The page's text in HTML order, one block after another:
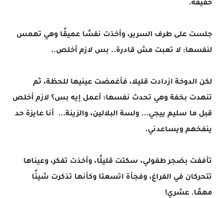
خفيفة.
جلست على طرف السرير، وأخذت نفسًا عميقًا وهي تهمس
لنفسها: لا تعبت مش قادرة.. بس لازم أخلص..
لكن الدوخة ازدادت قليلا، فأغمضت عينيها للحظة، ثم
تنهدت بخفة وهي تحدث نفسها: أعمل إيه بس؟ لازم أخلص
قبل ما سليم ييجي... ولسة البلالين، والزينة... أنا عايزة حد
ينفخهم ويساعدني.
تأففت بضجر طفولي، سكتت قليلًا، وأخذت تفكر، وعيناها
تتحركان في الفراغ، وفجأة اتسعتا وكأنها تذكرت شيئًا
مهمًا. عشري!